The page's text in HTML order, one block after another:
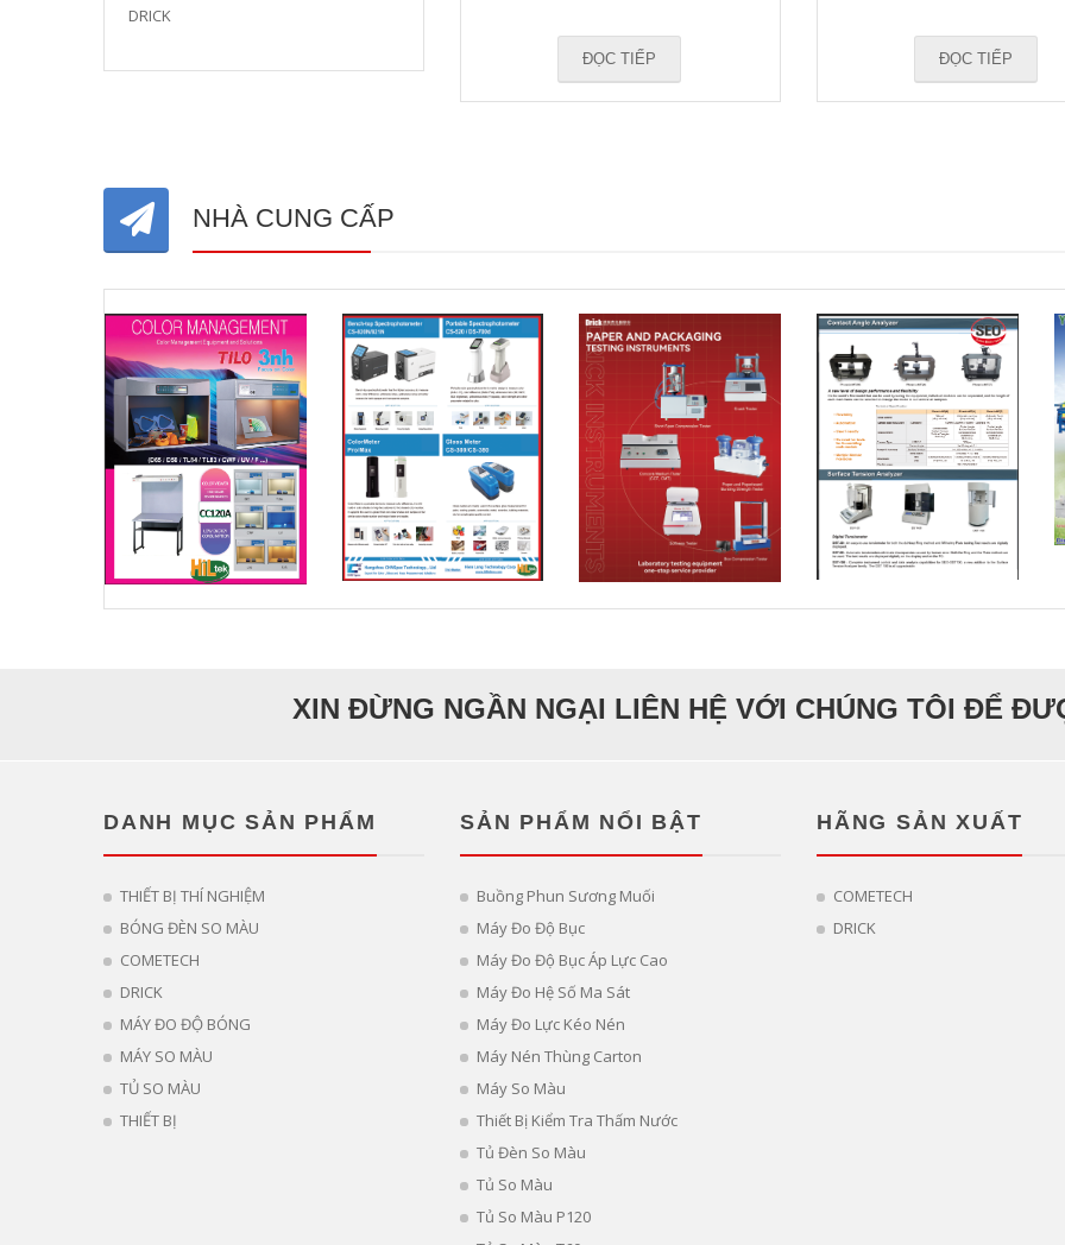
DRICK
ĐỌC TIẾP ĐỌC TIẾP
NHÀ CUNG CẤP
XIN ĐỪNG NGẦN NGẠI LIÊN HỆ VỚI CHÚNG TÔI ĐỂ
DANH MỤC SẢN PHẨM
THIẾT BỊ THÍ NGHIỆM
BÓNG ĐÈN SO MÀU
COMETECH
DRICK
MÁY ĐO ĐỘ BÓNG
MÁY SO MÀU
TỦ SO MÀU
THIẾT BỊ
SẢN PHẨM NỔI BẬT
Buồng Phun Sương Muối
Máy Đo Độ Bục
Máy Đo Độ Bục Áp Lực Cao
Máy Đo Hệ Số Ma Sát
Máy Đo Lực Kéo Nén
Máy Nén Thùng Carton
Máy So Màu
Thiết Bị Kiểm Tra Thấm Nước
Tủ Đèn So Màu
Tủ So Màu
Tủ So Màu P120
HÃNG SẢN XUẤT
COMETECH
DRICK